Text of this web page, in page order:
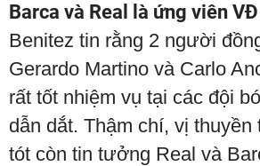
Barca và Real là ứng viên VĐ
Benitez tin rằng 2 người
Gerardo Martino và Carlo
rất tốt nhiệm vụ tại các đội
dẫn dắt. Thậm chí, vị
tót còn tin tưởng Real và